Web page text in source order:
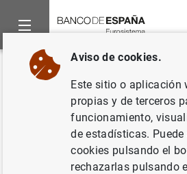
Inicio Noticias y eventos
Volver
El BCE publica los
bancarios
correspondientes
Aviso de cookies.
Este sitio o aplicación
propias y de terceros
funcionamiento,
de estadísticas.
cookies pulsando el
rechazarlas pulsando